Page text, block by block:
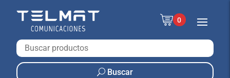
0
Buscar